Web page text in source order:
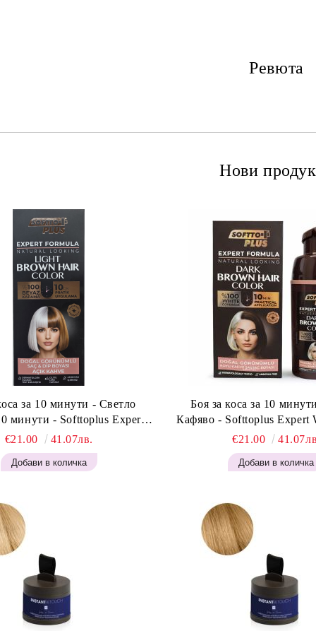
Ревюта
Нови
за 10 минути - Светло
минути - Softtoplus Expert
Light Brown 400мл
€21.00 41.07лв.
Боя за коса за 10
Кафяво - Softtoplus Expert
Brown 400 мл
€21.00